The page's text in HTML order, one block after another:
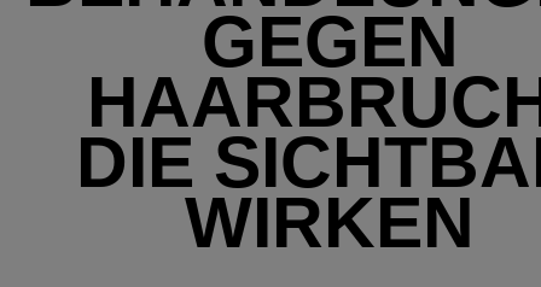
GEGEN
DIE
WIRKEN